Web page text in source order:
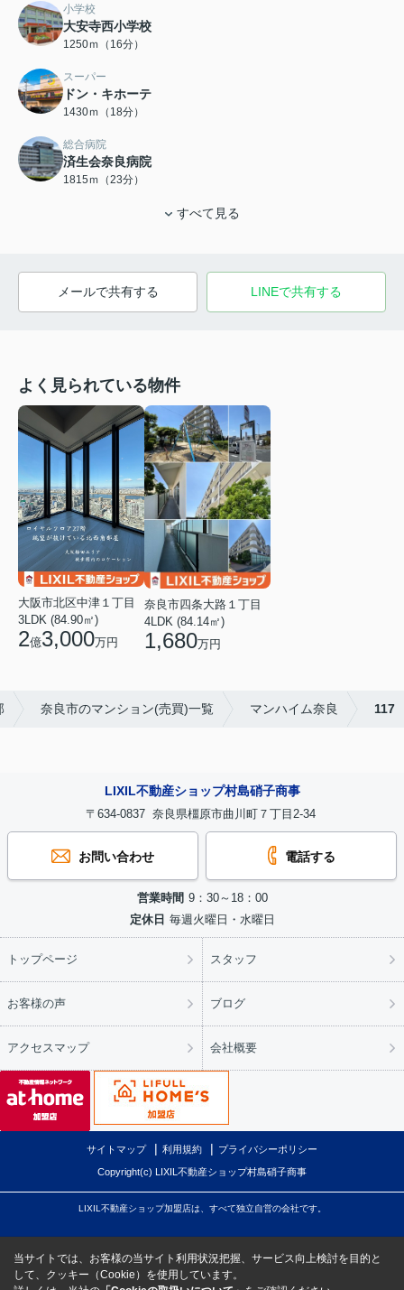
小学校
大安寺西小学校
1250ｍ（16分）
スーパー
ドン・キホーテ
1430ｍ（18分）
総合病院
済生会奈良病院
1815ｍ（23分）
すべて見る
メールで共有する LINEで共有する
よく見られている物件
大阪市北区中津１丁目
3LDK (84.90㎡)
2億3,000万円
奈良市四条大路１丁目
4LDK (84.14㎡)
1,680万円
奈良市のマンション(売買)一覧 マンハイム奈良 117
LIXIL不動産ショップ村島硝子商事
〒634-0837 奈良県橿原市曲川町７丁目2-34
お問い合わせ 電話する
営業時間 9：30～18：00
定休日 毎週火曜日・水曜日
トップページ スタッフ
お客様の声 ブログ
アクセスマップ 会社概要
サイトマップ 利用規約 プライバシーポリシー
Copyright(c) LIXIL不動産ショップ村島硝子商事
LIXIL不動産ショップ加盟店は、すべて独立自営の会社です。
当サイトでは、お客様の当サイト利用状況把握、サービス向上検討を目的と
して、クッキー（Cookie）を使用しています。